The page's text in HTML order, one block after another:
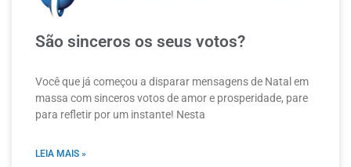
São sinceros os seus votos?
Você que já começou a disparar mensagens de Natal em
massa com sinceros votos de amor e prosperidade, pare
para refletir por um instante! Nesta
LEIA MAIS »